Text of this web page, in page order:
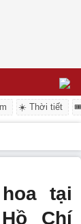
☀️ Thời tiết
tại
Chí